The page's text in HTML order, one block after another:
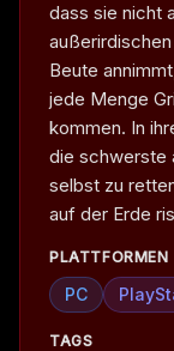
dass sie nicht
Beute
jede Menge
kommen. In
die schwerste
selbst zu
auf der Erde
PLATTFORMEN
PC
TAGS